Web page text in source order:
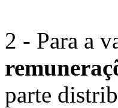
2 - Para a
parte